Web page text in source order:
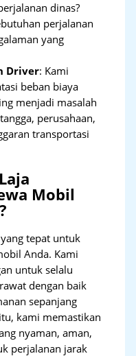
dinas?
perjalanan
yang
Driver: Kami
beban biaya
menjadi masalah
perusahaan,
transportasi
Mobil
tepat untuk
Anda. Kami
untuk selalu
dengan baik
sepanjang
kami memastikan
nyaman, aman,
perjalanan jarak